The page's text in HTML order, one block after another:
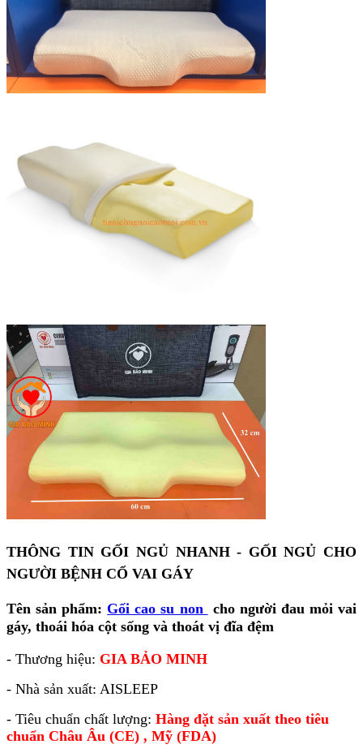
THÔNG TIN GỐI NGỦ NHANH - GỐI NGỦ CHO
NGƯỜI BỆNH CỔ VAI GÁY
Tên sản phẩm: Gối cao su non
cho người đau mỏi vai
gáy, thoái hóa cột sống và thoát vị đĩa đệm
- Thương hiệu: GIA BẢO MINH
- Nhà sản xuất: AISLEEP
- Tiêu chuẩn chất lượng: Hàng đặt sản xuất theo tiêu
chuẩn Châu Âu (CE) , Mỹ (FDA)